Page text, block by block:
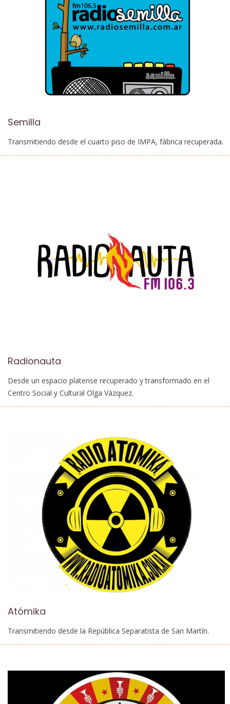
Semilla
Transmitiendo desde el cuarto piso de IMPA, fábrica recuperada.
Radionauta
Desde un espacio platense recuperado y transformado en el
Centro Social y Cultural Olga Vázquez.
Atómika
Transmitiendo desde la República Separatista de San Martín.